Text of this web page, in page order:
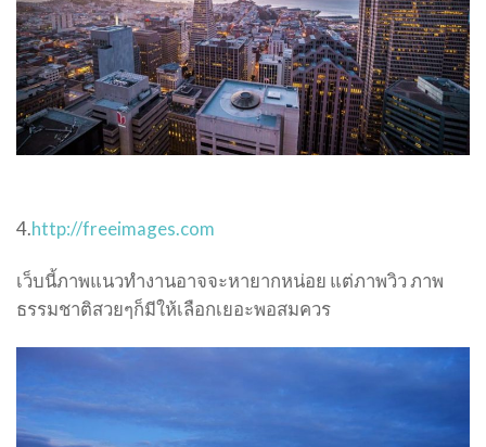
4.http://freeimages.com
เว็บนี้ภาพแนวทำงานอาจจะหายากหน่อย แต่ภาพวิว ภาพ
ธรรมชาติสวยๆก็มีให้เลือกเยอะพอสมควร